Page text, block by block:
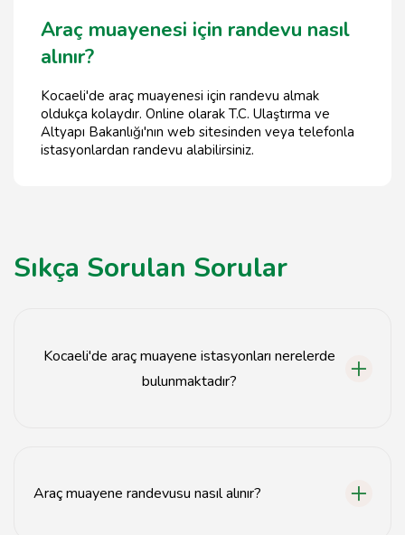
Araç muayenesi için randevu nasıl
alınır?
Kocaeli'de araç muayenesi için randevu almak
oldukça kolaydır. Online olarak T.C. Ulaştırma ve
Altyapı Bakanlığı'nın web sitesinden veya telefonla
istasyonlardan randevu alabilirsiniz.
Sıkça Sorulan Sorular
Kocaeli'de araç muayene istasyonları nerelerde
bulunmaktadır?
Araç muayene randevusu nasıl alınır?